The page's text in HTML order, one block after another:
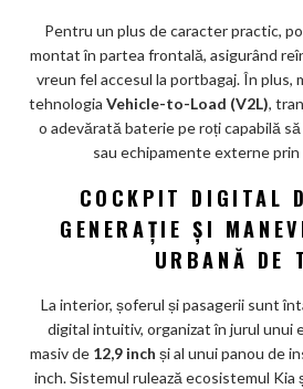
Pentru un plus de caracter practic,
montat în partea frontală, asigurând
vreun fel accesul la portbagaj. În plus,
tehnologia Vehicle-to-Load (V2L),
o adevărată baterie pe roți capabilă
sau echipamente externe
COCKPIT DIGITAL
GENERAȚIE ȘI
URBANĂ DE
La interior, șoferul și pasagerii sunt
digital intuitiv, organizat în jurul unui
masiv de 12,9 inch și al unui panou de
inch. Sistemul rulează ecosistemul Kia